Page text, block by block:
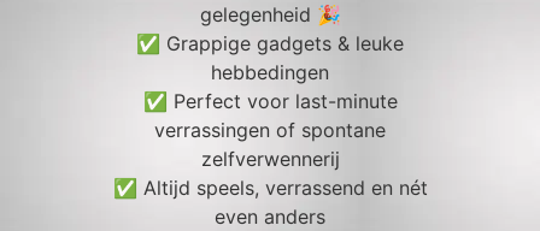
gelegenheid 🎉
✅ Grappige gadgets & leuke
hebbedingen
✅ Perfect voor last-minute
verrassingen of spontane
zelfverwennerij
✅ Altijd speels, verrassend en nét
even anders